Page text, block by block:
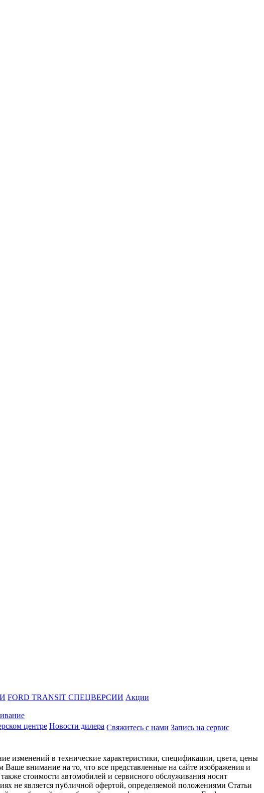
FORD TRANSIT СПЕЦВЕРСИИ Акции
центре Новости дилера Свяжитесь с нами Запись на сервис
изменений в технические характеристики, спецификации, цвета, цены
внимание на то, что все представленные на сайте изображения и
стоимости автомобилей и сервисного обслуживания носит
не является публичной офертой, определяемой положениями Статьи